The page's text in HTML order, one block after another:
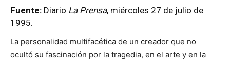
Fuente: Diario La Prensa, miércoles 27 de julio de
1995.
La personalidad multifacética de un creador que no
ocultó su fascinación por la tragedia, en el arte y en la